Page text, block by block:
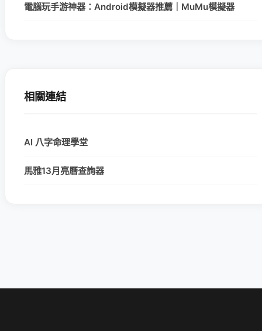
電腦玩手游神器：Android模擬器推薦｜MuMu模擬器
相關連結
AI 八字命理學堂
馬雅13月亮曆查詢器